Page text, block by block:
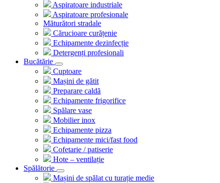
Aspiratoare industriale
Aspiratoare profesionale
Măturători stradale
Cărucioare curățenie
Echipamente dezinfecție
Detergenți profesionali
Bucătărie
Cuptoare
Mașini de gătit
Preparare caldă
Echipamente frigorifice
Spălare vase
Mobilier inox
Echipamente pizza
Echipamente mici/fast food
Cofetarie / patiserie
Hote – ventilație
Spălătorie
Mașini de spălat cu turație medie